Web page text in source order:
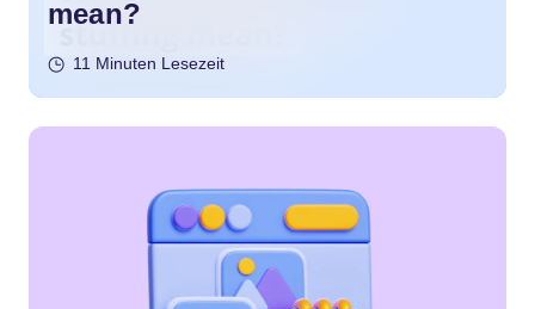
mean?
11 Minuten Lesezeit